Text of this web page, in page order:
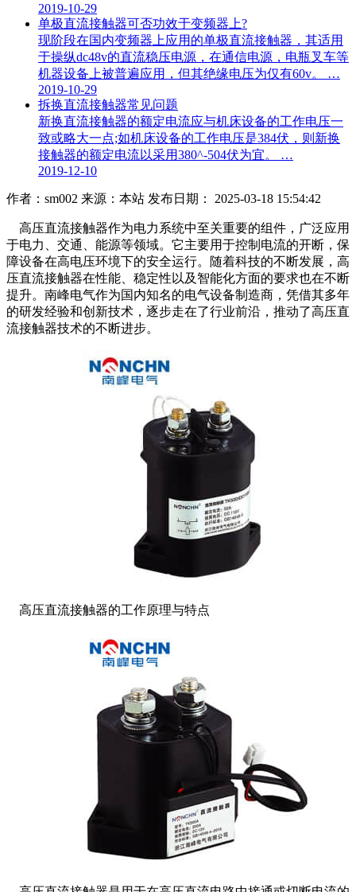
2019-10-29
单极直流接触器可否功效于变频器上?
现阶段在国内变频器上应用的单极直流接触器，其适用
于操纵dc48v的直流稳压电源，在通信电源，电瓶叉车等
机器设备上被普遍应用，但其绝缘电压为仅有60v。 …
2019-10-29
拆换直流接触器常见问题
新换直流接触器的额定电流应与机床设备的工作电压一
致或略大一点;如机床设备的工作电压是384伏，则新换
接触器的额定电流以采用380^-504伏为宜。 …
2019-12-10
作者：sm002 来源：本站 发布日期： 2025-03-18 15:54:42
高压直流接触器作为电力系统中至关重要的组件，广泛应用
于电力、交通、能源等领域。它主要用于控制电流的开断，保
障设备在高电压环境下的安全运行。随着科技的不断发展，高
压直流接触器在性能、稳定性以及智能化方面的要求也在不断
提升。南峰电气作为国内知名的电气设备制造商，凭借其多年
的研发经验和创新技术，逐步走在了行业前沿，推动了高压直
流接触器技术的不断进步。
高压直流接触器的工作原理与特点